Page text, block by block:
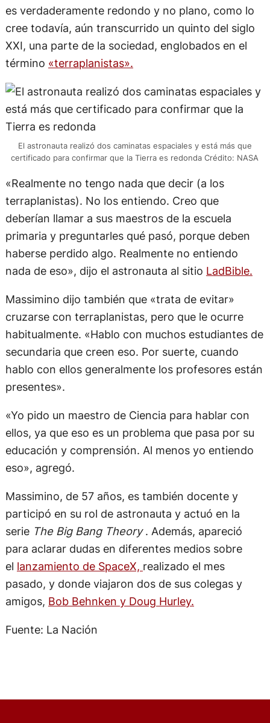
es verdaderamente redondo y no plano, como lo
cree todavía, aún transcurrido un quinto del siglo
XXI, una parte de la sociedad, englobados en el
término «terraplanistas».
El astronauta realizó dos caminatas espaciales y está más que
certificado para confirmar que la Tierra es redonda Crédito: NASA
«Realmente no tengo nada que decir (a los
terraplanistas). No los entiendo. Creo que
deberían llamar a sus maestros de la escuela
primaria y preguntarles qué pasó, porque deben
haberse perdido algo. Realmente no entiendo
nada de eso», dijo el astronauta al sitio LadBible.
Massimino dijo también que «trata de evitar»
cruzarse con terraplanistas, pero que le ocurre
habitualmente. «Hablo con muchos estudiantes de
secundaria que creen eso. Por suerte, cuando
hablo con ellos generalmente los profesores están
presentes».
«Yo pido un maestro de Ciencia para hablar con
ellos, ya que eso es un problema que pasa por su
educación y comprensión. Al menos yo entiendo
eso», agregó.
Massimino, de 57 años, es también docente y
participó en su rol de astronauta y actuó en la
serie The Big Bang Theory. Además, apareció
para aclarar dudas en diferentes medios sobre
el lanzamiento de SpaceX, realizado el mes
pasado, y donde viajaron dos de sus colegas y
amigos, Bob Behnken y Doug Hurley.
Fuente: La Nación